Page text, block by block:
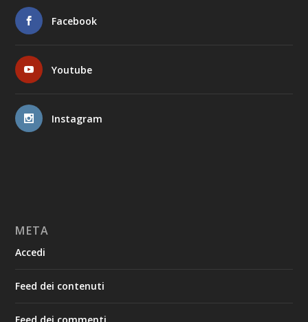
Facebook
Youtube
Instagram
META
Accedi
Feed dei contenuti